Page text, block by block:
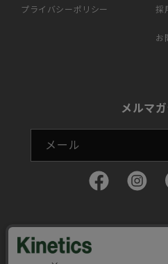
プライバシーポリシー 採
お
メルマ
メール
Facebook
決